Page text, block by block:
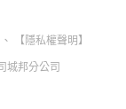
、
【隱私權聲明】
城邦分公司